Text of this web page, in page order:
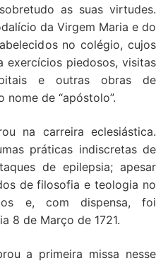
as suas virtudes.
da Virgem Maria e do
no colégio, cujos
exercícios piedosos, visitas
e outras obras de
nome de “apóstolo”.
na carreira eclesiástica.
práticas indiscretas de
de epilepsia; apesar
de filosofia e teologia no
e, com dispensa, foi
8 de Março de 1721.
a primeira missa nesse